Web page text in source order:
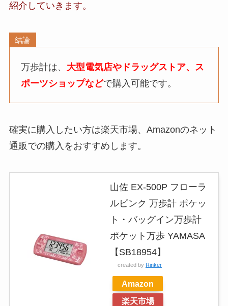
紹介していきます。
結論
万歩計は、 大型電気店やドラッグストア、ス
ポーツショップなどで購入可能です。
確実に購入したい方は楽天市場、Amazonのネット
通販での購入をおすすめします。
山佐 EX-500P フローラ
ルピンク 万歩計 ポケッ
ト・バッグイン万歩計
ポケット万歩 YAMASA
【SB18954】
created by Rinker
Amazon
楽天市場